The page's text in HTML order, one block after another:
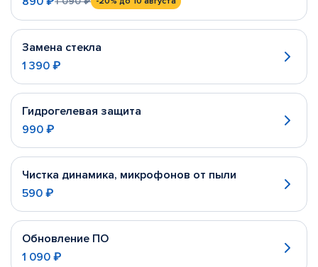
Замена стекла
1 390 ₽
Гидрогелевая защита
990 ₽
Чистка динамика, микрофонов от пыли
590 ₽
Обновление ПО
1 090 ₽